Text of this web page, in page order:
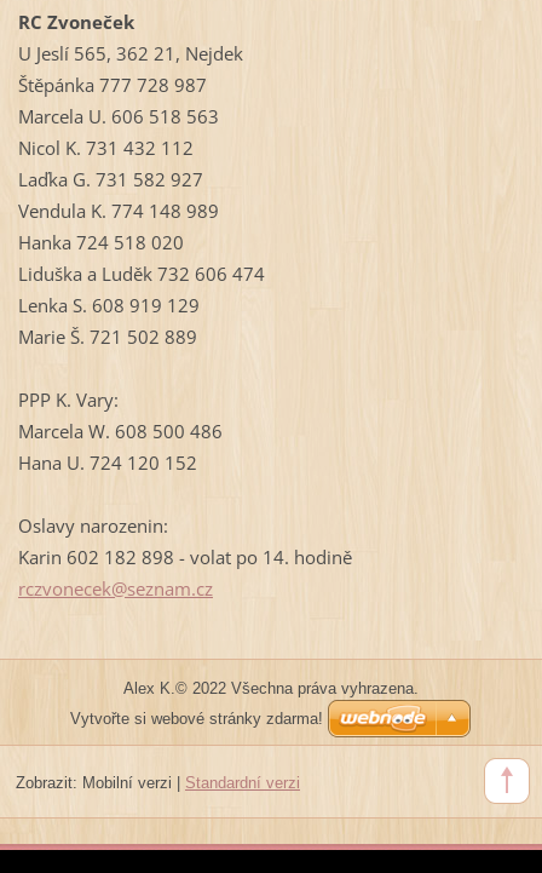
RC Zvoneček
U Jeslí 565, 362 21, Nejdek
Štěpánka 777 728 987
Marcela U. 606 518 563
Nicol K. 731 432 112
Laďka G. 731 582 927
Vendula K. 774 148 989
Hanka 724 518 020
Liduška a Luděk 732 606 474
Lenka S. 608 919 129
Marie Š. 721 502 889
PPP K. Vary:
Marcela W. 608 500 486
Hana U. 724 120 152
Oslavy narozenin:
Karin 602 182 898 - volat po 14. hodině
rczvonecek@seznam.cz
Alex K.© 2022 Všechna práva vyhrazena.
Vytvořte si webové stránky zdarma!
Zobrazit: Mobilní verzi Standardní verzi